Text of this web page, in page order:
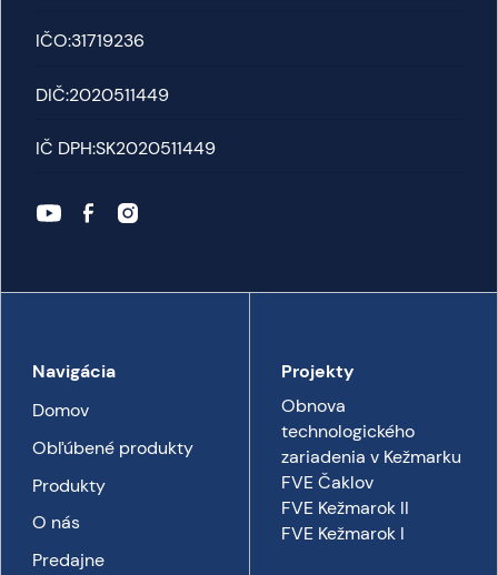
IČO:31719236
DIČ:2020511449
IČ DPH:SK2020511449
Navigácia
Domov
Obľúbené produkty
Produkty
O nás
Predajne
Projekty
Obnova
technologického
zariadenia v Kežmarku
FVE Čaklov
FVE Kežmarok II
FVE Kežmarok I